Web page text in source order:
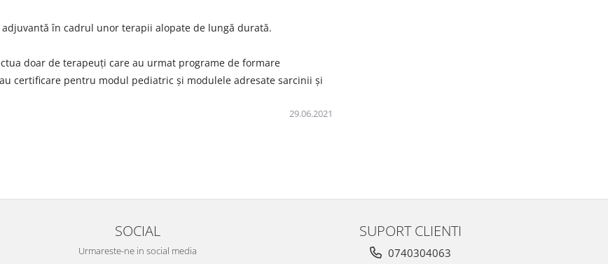
în cadrul unor terapii alopate de lungă durată.
doar de terapeuți care au urmat programe de formare
certificare pentru modul pediatric și modulele adresate sarcinii și
29.06.2021
SOCIAL
Urmareste-ne in social media
SUPORT CLIENTI
0740304063